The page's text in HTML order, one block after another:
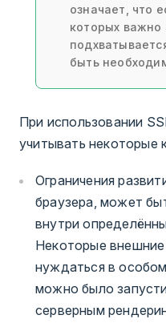
означает, что
которых важно
быть
При использовании
учитывать некоторые
Ограничения
браузера, может
внутри
Некоторые
нуждаться в
можно было
серверным